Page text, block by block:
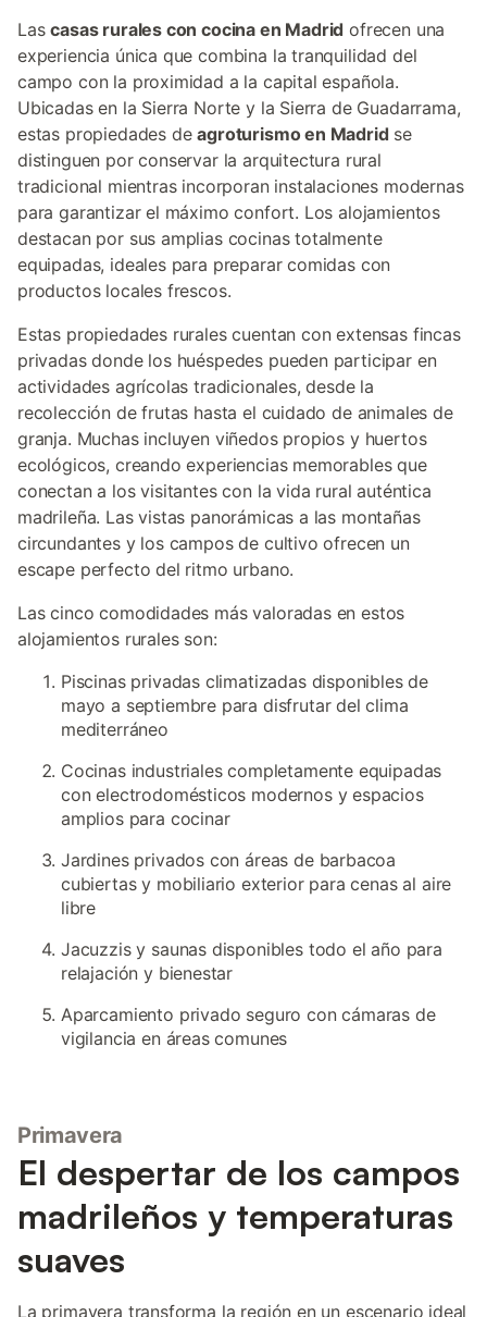
Lascasas rurales con cocina en Madrid ofrecen una
experiencia única que combina la tranquilidad del
campo con la proximidad a la capital española.
Ubicadas en la Sierra Norte y la Sierra de Guadarrama,
estas propiedades deagroturismo en Madridse
distinguen por conservar la arquitectura rural
tradicional mientras incorporan instalaciones modernas
para garantizar el máximo confort. Los alojamientos
destacan por sus amplias cocinas totalmente
equipadas, ideales para preparar comidas con
productos locales frescos.
Estas propiedades rurales cuentan con extensas fincas
privadas donde los huéspedes pueden participar en
actividades agrícolas tradicionales, desde la
recolección de frutas hasta el cuidado de animales de
granja. Muchas incluyen viñedos propios y huertos
ecológicos, creando experiencias memorables que
conectan a los visitantes con la vida rural auténtica
madrileña. Las vistas panorámicas a las montañas
circundantes y los campos de cultivo ofrecen un
escape perfecto del ritmo urbano.
Las cinco comodidades más valoradas en estos
alojamientos rurales son:
Piscinas privadas climatizadas disponibles de
mayo a septiembre para disfrutar del clima
mediterráneo
Cocinas industriales completamente equipadas
con electrodomésticos modernos y espacios
amplios para cocinar
Jardines privados con áreas de barbacoa
cubiertas y mobiliario exterior para cenas al aire
libre
Jacuzzis y saunas disponibles todo el año para
relajación y bienestar
Aparcamiento privado seguro con cámaras de
vigilancia en áreas comunes
Primavera
El despertar de los campos
madrileños y temperaturas
suaves
La primavera transforma la región en un escenario ideal